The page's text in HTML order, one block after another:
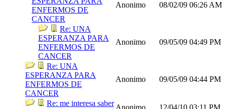
ENFERMOS DE
CANCER
Anonimo 08/02/09 06:26 AM
Re: UNA
ESPERANZA PARA
ENFERMOS DE
CANCER
Anonimo 09/05/09 04:49 PM
Re: UNA
ESPERANZA PARA
ENFERMOS DE
CANCER
Anonimo 09/05/09 04:44 PM
Re: me interesa saber Anonimo 12/04/10 03:11 PM